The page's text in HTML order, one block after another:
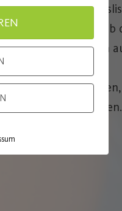
fiindest du die
können ab
gebucht werden
Platz nicht
wieder stornieren.